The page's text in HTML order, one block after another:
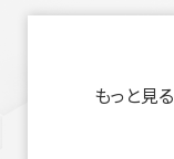
もっと見る